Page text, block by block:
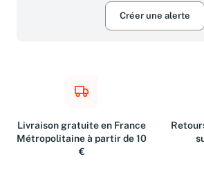
Créer une alerte
Livraison gratuite en France
Métropolitaine à partir de 10
€